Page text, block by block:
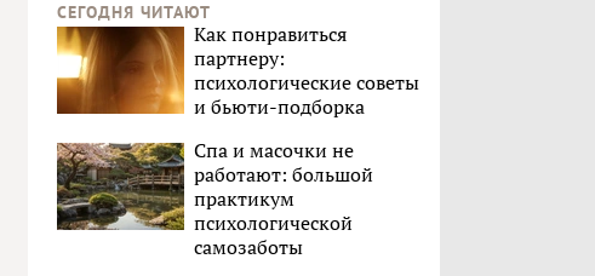
СЕГОДНЯ ЧИТАЮТ
Как понравиться
партнеру:
психологические советы
и бьюти-подборка
Спа и масочки не
работают: большой
практикум
психологической
самозаботы